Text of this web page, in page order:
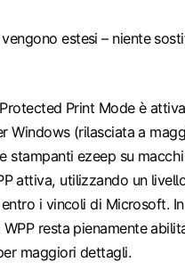
estesi – niente
Print Mode è
Windows (rilasciata a
stampanti ezeep su
attiva, utilizzando un
i vincoli di Microsoft.
resta pienamente
maggiori dettagli.